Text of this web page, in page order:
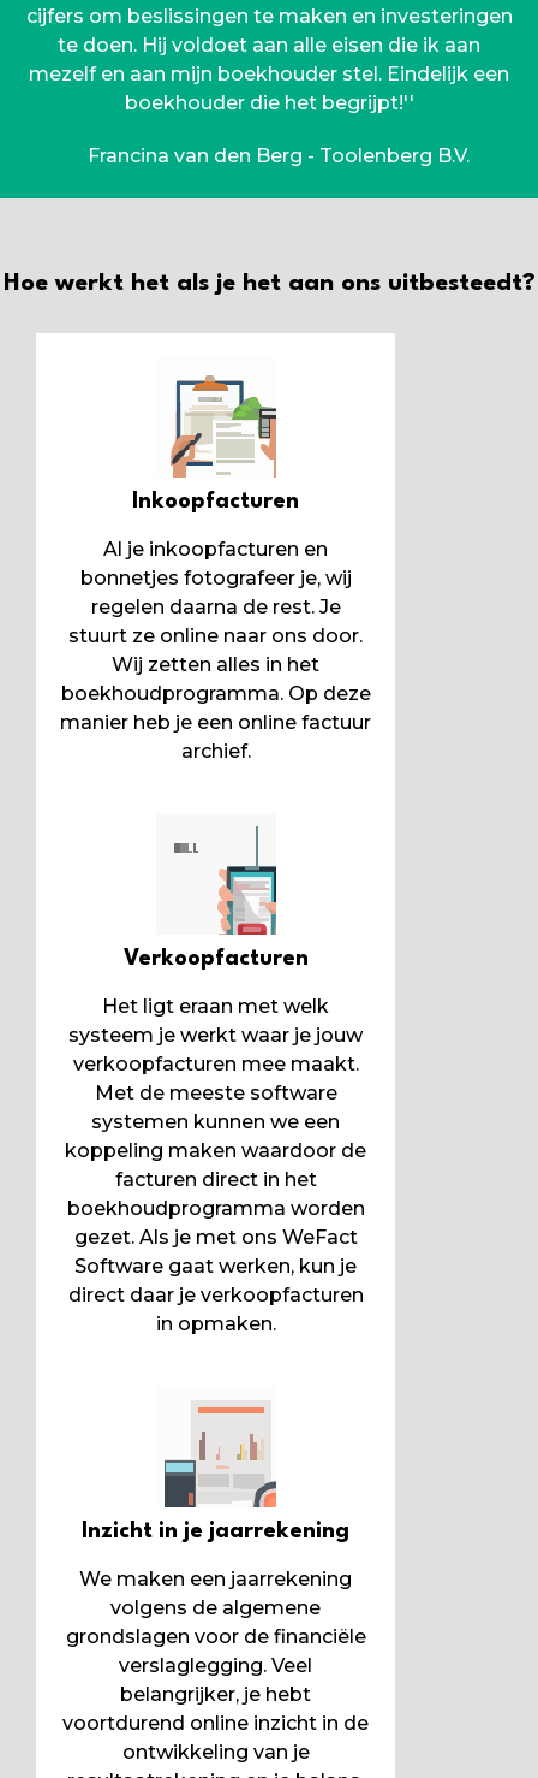
cijfers om beslissingen te maken en investeringen
te doen. Hij voldoet aan alle eisen die ik aan
mezelf en aan mijn boekhouder stel. Eindelijk een
boekhouder die het begrijpt!''
Francina van den Berg - Toolenberg B.V.
Hoe werkt het als je het aan ons uitbesteedt?
Inkoopfacturen
Al je inkoopfacturen en
bonnetjes fotografeer je, wij
regelen daarna de rest. Je
stuurt ze online naar ons door.
Wij zetten alles in het
boekhoudprogramma. Op deze
manier heb je een online factuur
archief.
Verkoopfacturen
Het ligt eraan met welk
systeem je werkt waar je jouw
verkoopfacturen mee maakt.
Met de meeste software
systemen kunnen we een
koppeling maken waardoor de
facturen direct in het
boekhoudprogramma worden
gezet. Als je met ons WeFact
Software gaat werken, kun je
direct daar je verkoopfacturen
in opmaken.
Inzicht in je jaarrekening
We maken een jaarrekening
volgens de algemene
grondslagen voor de financiële
verslaglegging. Veel
belangrijker, je hebt
voortdurend online inzicht in de
ontwikkeling van je